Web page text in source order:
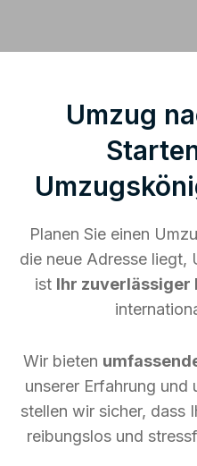
Umzug
Planen Sie einen
die neue Adresse liegt,
ist Ihr zuverlässiger
Wir bieten
unserer Erfahrung und
stellen wir sicher, dass
reibungslos und